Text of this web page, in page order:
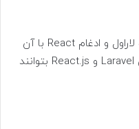
در این مقاله، شما را با راه‌اندازی پروژه لاراول و ادغام React با آن
آشنا می‌کنیم تا همه توسعه‌دهندگان Laravel و React.js بتوانند